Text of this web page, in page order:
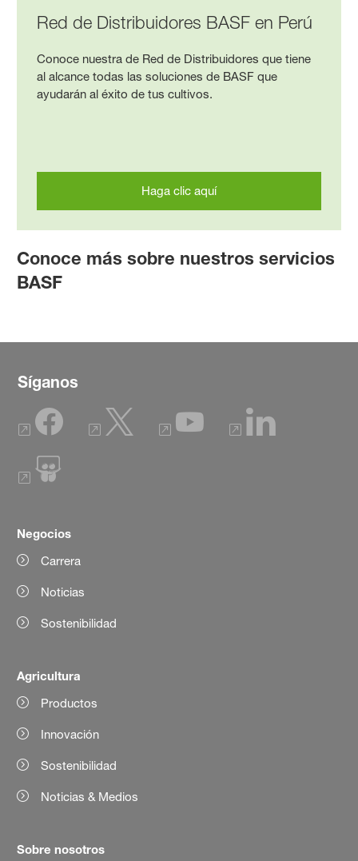
Red de Distribuidores BASF en Perú
Conoce nuestra de Red de Distribuidores que tiene
al alcance todas las soluciones de BASF que
ayudarán al éxito de tus cultivos.
Haga clic aquí
Conoce más sobre nuestros servicios
BASF
Síganos
Negocios
Carrera
Noticias
Sostenibilidad
Agricultura
Productos
Innovación
Sostenibilidad
Noticias & Medios
Sobre nosotros